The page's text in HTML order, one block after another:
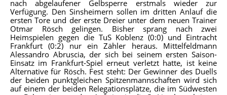
nach abgelaufener Gelbsperre erstmals wieder zur
Verfügung. Den Sinsheimern sollen im dritten Anlauf die
ersten Tore und der erste Dreier unter dem neuen Trainer
Otmar Rösch gelingen. Bisher sprang nach zwei
Heimspielen gegen die TuS Koblenz (0:0) und Eintracht
Frankfurt (0:2) nur ein Zähler heraus. Mittelfeldmann
Alessandro Abruscia, der sich bei seinem ersten Saison-
Einsatz im Frankfurt-Spiel erneut verletzt hatte, ist keine
Alternative für Rösch. Fest steht: Der Gewinner des Duells
der beiden punktgleichen Spitzenmannschaften wird sich
auf einem der beiden Relegationsplätze, die im Südwesten